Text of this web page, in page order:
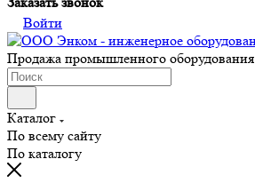
Войти
Продажа промышленного оборудования
Каталог
По всему сайту
По каталогу